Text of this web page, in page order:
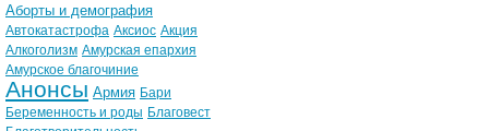
Аборты и демография
Автокатастрофа Аксиос Акция
Алкоголизм Амурская епархия
Амурское благочиние
Анонсы Армия Бари
Беременность и роды Благовест